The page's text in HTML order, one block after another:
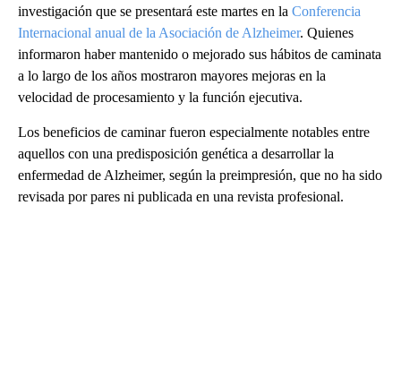
investigación que se presentará este martes en la Conferencia
Internacional anual de la Asociación de Alzheimer. Quienes
informaron haber mantenido o mejorado sus hábitos de caminata
a lo largo de los años mostraron mayores mejoras en la
velocidad de procesamiento y la función ejecutiva.
Los beneficios de caminar fueron especialmente notables entre
aquellos con una predisposición genética a desarrollar la
enfermedad de Alzheimer, según la preimpresión, que no ha sido
revisada por pares ni publicada en una revista profesional.